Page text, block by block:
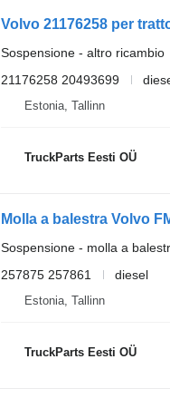
Volvo 21176258 per
Sospensione - altro ricambio
21176258 20493699
Estonia, Tallinn
TruckParts Eesti OÜ
Sospensione - molla a
257875 257861
diesel
Estonia, Tallinn
TruckParts Eesti OÜ